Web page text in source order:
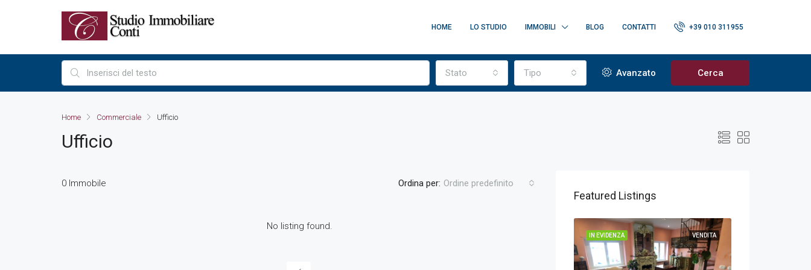
HOME LO STUDIO IMMOBILI BLOG CONTATTI +39 010 311955
Stato Tipo Avanzato Cerca
Home Commerciale Ufficio
Ufficio
0 Immobile Ordina per: Ordine predefinito
No listing found.
Featured Listings
VENDITA
IN EVIDENZA